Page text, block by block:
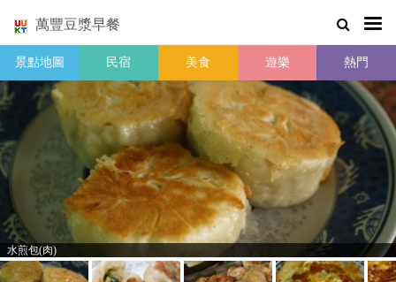
萬豐豆漿早餐
景點地圖 民宿 美食 遊樂 熱門
水煎包(肉)